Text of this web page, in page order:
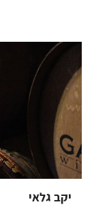
הדגל של
ולבני שמוט,
ולאחר שלמד
הקראסט המושלם,
בגן הירק במשק
עם ילדים אשר
מתחם הופעות
מחכים לכם
תעודת כשרות. ישנן
גלוטן. המקום נגיש
יקב גלאי